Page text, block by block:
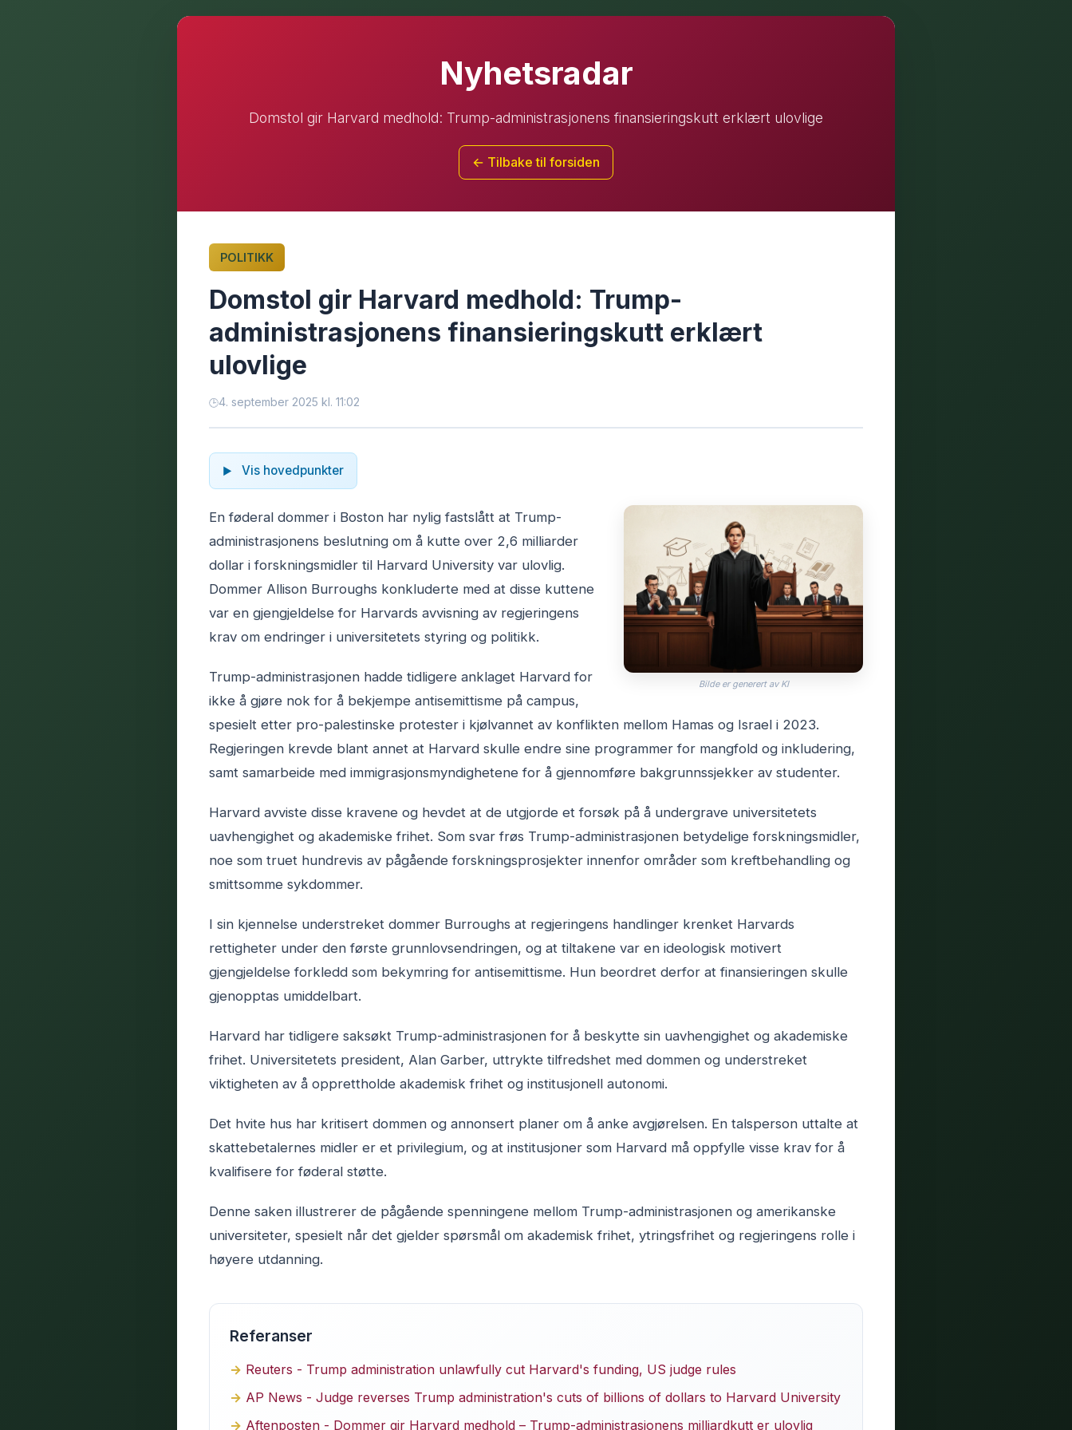
Nyhetsradar
Domstol gir Harvard medhold: Trump-administrasjonens finansieringskutt erklært ulovlige
← Tilbake til forsiden
POLITIKK
Domstol gir Harvard medhold: Trump-
administrasjonens finansieringskutt erklært
ulovlige
4. september 2025 kl. 11:02
Vis hovedpunkter
Bilde er generert av KI
En føderal dommer i Boston har nylig fastslått at Trump-
administrasjonens beslutning om å kutte over 2,6 milliarder
dollar i forskningsmidler til Harvard University var ulovlig.
Dommer Allison Burroughs konkluderte med at disse kuttene
var en gjengjeldelse for Harvards avvisning av regjeringens
krav om endringer i universitetets styring og politikk.
Trump-administrasjonen hadde tidligere anklaget Harvard for
ikke å gjøre nok for å bekjempe antisemittisme på campus,
spesielt etter pro-palestinske protester i kjølvannet av konflikten mellom Hamas og Israel i 2023.
Regjeringen krevde blant annet at Harvard skulle endre sine programmer for mangfold og inkludering,
samt samarbeide med immigrasjonsmyndighetene for å gjennomføre bakgrunnssjekker av studenter.
Harvard avviste disse kravene og hevdet at de utgjorde et forsøk på å undergrave universitetets
uavhengighet og akademiske frihet. Som svar frøs Trump-administrasjonen betydelige forskningsmidler,
noe som truet hundrevis av pågående forskningsprosjekter innenfor områder som kreftbehandling og
smittsomme sykdommer.
I sin kjennelse understreket dommer Burroughs at regjeringens handlinger krenket Harvards
rettigheter under den første grunnlovsendringen, og at tiltakene var en ideologisk motivert
gjengjeldelse forkledd som bekymring for antisemittisme. Hun beordret derfor at finansieringen skulle
gjenopptas umiddelbart.
Harvard har tidligere saksøkt Trump-administrasjonen for å beskytte sin uavhengighet og akademiske
frihet. Universitetets president, Alan Garber, uttrykte tilfredshet med dommen og understreket
viktigheten av å opprettholde akademisk frihet og institusjonell autonomi.
Det hvite hus har kritisert dommen og annonsert planer om å anke avgjørelsen. En talsperson uttalte at
skattebetalernes midler er et privilegium, og at institusjoner som Harvard må oppfylle visse krav for å
kvalifisere for føderal støtte.
Denne saken illustrerer de pågående spenningene mellom Trump-administrasjonen og amerikanske
universiteter, spesielt når det gjelder spørsmål om akademisk frihet, ytringsfrihet og regjeringens rolle i
høyere utdanning.
Referanser
Reuters - Trump administration unlawfully cut Harvard's funding, US judge rules
AP News - Judge reverses Trump administration's cuts of billions of dollars to Harvard University
Aftenposten - Dommer gir Harvard medhold – Trump-administrasjonens milliardkutt er ulovlig